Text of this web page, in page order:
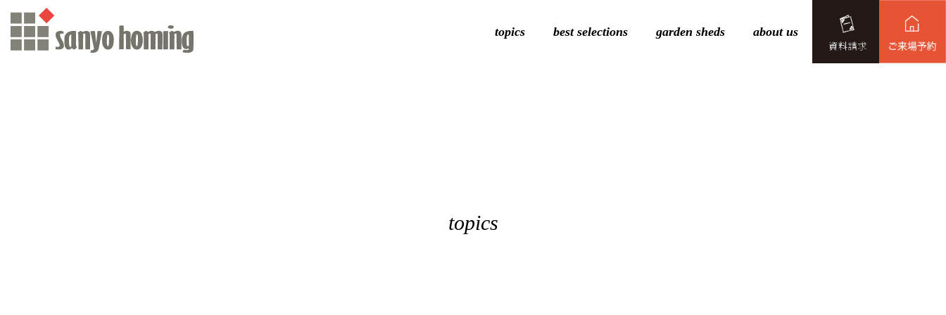
topics best selections garden sheds about us
topics